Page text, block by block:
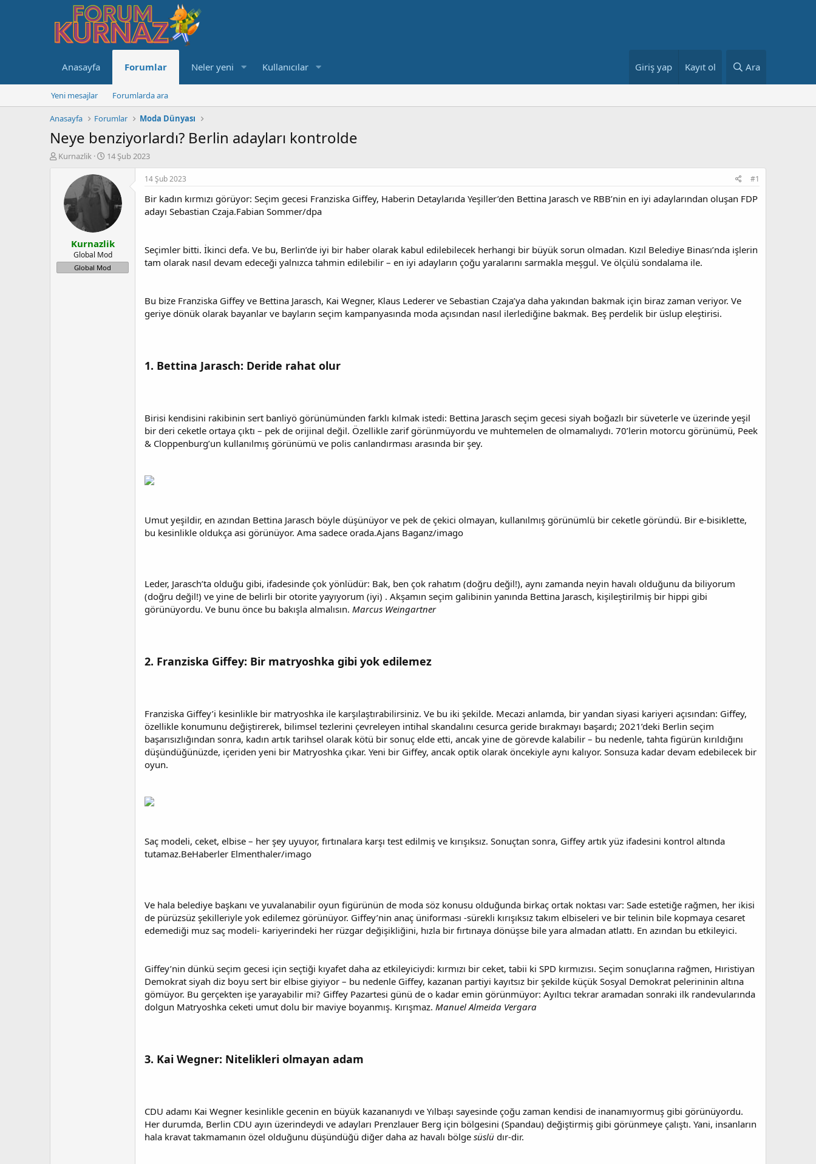
Anasayfa Forumlar Neler yeni Kullanıcılar Giriş yap Kayıt ol Ara
Yeni mesajlar Forumlarda ara
Anasayfa Forumlar Moda Dünyası
Neye benziyorlardı? Berlin adayları kontrolde
K
a
t
Kurnazlik
B
ş
a
g
ı
ç
t
a
r
14 Şub 2023
Kurnazlik
Global Mod
Global Mod
14 Şub 2023 #1
Bir kadın kırmızı görüyor: Seçim gecesi Franziska Giffey, Haberin Detaylarıda Yeşiller’den Bettina Jarasch ve RBB’nin en iyi adaylarından oluşan FDP
adayı Sebastian Czaja.Fabian Sommer/dpa
Seçimler bitti. İkinci defa. Ve bu, Berlin’de iyi bir haber olarak kabul edilebilecek herhangi bir büyük sorun olmadan. Kızıl Belediye Binası’nda işlerin
tam olarak nasıl devam edeceği yalnızca tahmin edilebilir – en iyi adayların çoğu yaralarını sarmakla meşgul. Ve ölçülü sondalama ile.
Bu bize Franziska Giffey ve Bettina Jarasch, Kai Wegner, Klaus Lederer ve Sebastian Czaja’ya daha yakından bakmak için biraz zaman veriyor. Ve
geriye dönük olarak bayanlar ve bayların seçim kampanyasında moda açısından nasıl ilerlediğine bakmak. Beş perdelik bir üslup eleştirisi.
1. Bettina Jarasch: Deride rahat olur
Birisi kendisini rakibinin sert banliyö görünümünden farklı kılmak istedi: Bettina Jarasch seçim gecesi siyah boğazlı bir süveterle ve üzerinde yeşil
bir deri ceketle ortaya çıktı – pek de orijinal değil. Özellikle zarif görünmüyordu ve muhtemelen de olmamalıydı. 70’lerin motorcu görünümü, Peek
& Cloppenburg’un kullanılmış görünümü ve polis canlandırması arasında bir şey.
Umut yeşildir, en azından Bettina Jarasch böyle düşünüyor ve pek de çekici olmayan, kullanılmış görünümlü bir ceketle göründü. Bir e-bisiklette,
bu kesinlikle oldukça asi görünüyor. Ama sadece orada.Ajans Baganz/imago
Leder, Jarasch’ta olduğu gibi, ifadesinde çok yönlüdür: Bak, ben çok rahatım (doğru değil!), aynı zamanda neyin havalı olduğunu da biliyorum
(doğru değil!) ve yine de belirli bir otorite yayıyorum (iyi) . Akşamın seçim galibinin yanında Bettina Jarasch, kişileştirilmiş bir hippi gibi
görünüyordu. Ve bunu önce bu bakışla almalısın. Marcus Weingartner
2. Franziska Giffey: Bir matryoshka gibi yok edilemez
Franziska Giffey’i kesinlikle bir matryoshka ile karşılaştırabilirsiniz. Ve bu iki şekilde. Mecazi anlamda, bir yandan siyasi kariyeri açısından: Giffey,
özellikle konumunu değiştirerek, bilimsel tezlerini çevreleyen intihal skandalını cesurca geride bırakmayı başardı; 2021’deki Berlin seçim
başarısızlığından sonra, kadın artık tarihsel olarak kötü bir sonuç elde etti, ancak yine de görevde kalabilir – bu nedenle, tahta figürün kırıldığını
düşündüğünüzde, içeriden yeni bir Matryoshka çıkar. Yeni bir Giffey, ancak optik olarak öncekiyle aynı kalıyor. Sonsuza kadar devam edebilecek bir
oyun.
Saç modeli, ceket, elbise – her şey uyuyor, fırtınalara karşı test edilmiş ve kırışıksız. Sonuçtan sonra, Giffey artık yüz ifadesini kontrol altında
tutamaz.BeHaberler Elmenthaler/imago
Ve hala belediye başkanı ve yuvalanabilir oyun figürünün de moda söz konusu olduğunda birkaç ortak noktası var: Sade estetiğe rağmen, her ikisi
de pürüzsüz şekilleriyle yok edilemez görünüyor. Giffey’nin anaç üniforması -sürekli kırışıksız takım elbiseleri ve bir telinin bile kopmaya cesaret
edemediği muz saç modeli- kariyerindeki her rüzgar değişikliğini, hızla bir fırtınaya dönüşse bile yara almadan atlattı. En azından bu etkileyici.
Giffey’nin dünkü seçim gecesi için seçtiği kıyafet daha az etkileyiciydi: kırmızı bir ceket, tabii ki SPD kırmızısı. Seçim sonuçlarına rağmen, Hıristiyan
Demokrat siyah diz boyu sert bir elbise giyiyor – bu nedenle Giffey, kazanan partiyi kayıtsız bir şekilde küçük Sosyal Demokrat pelerininin altına
gömüyor. Bu gerçekten işe yarayabilir mi? Giffey Pazartesi günü de o kadar emin görünmüyor: Ayıltıcı tekrar aramadan sonraki ilk randevularında
dolgun Matryoshka ceketi umut dolu bir maviye boyanmış. Kırışmaz. Manuel Almeida Vergara
3. Kai Wegner: Nitelikleri olmayan adam
CDU adamı Kai Wegner kesinlikle gecenin en büyük kazananıydı ve Yılbaşı sayesinde çoğu zaman kendisi de inanamıyormuş gibi görünüyordu.
Her durumda, Berlin CDU ayın üzerindeydi ve adayları Prenzlauer Berg için bölgesini (Spandau) değiştirmiş gibi görünmeye çalıştı. Yani, insanların
hala kravat takmamanın özel olduğunu düşündüğü diğer daha az havalı bölge süslü dır-dir.